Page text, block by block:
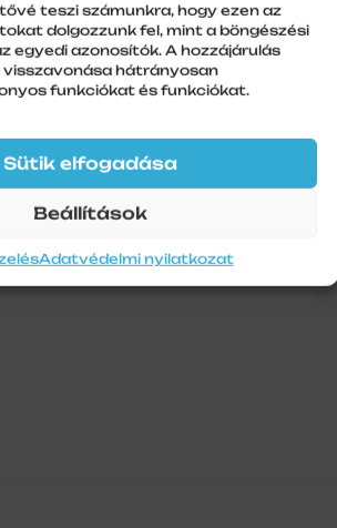
teszi számunkra, hogy ezen az
dolgozzunk fel, mint a böngészési
egyedi azonosítók. A hozzájárulás
hátrányosan
funkciókat és funkciókat.
Sütik elfogadása
Beállítások
Adatvédelmi nyilatkozat